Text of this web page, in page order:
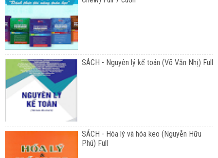
SÁCH - Nguyên lý kế toán (Võ Văn Nhị) Full
SÁCH - Hóa lý và hóa keo (Nguyễn Hữu
Phú) Full